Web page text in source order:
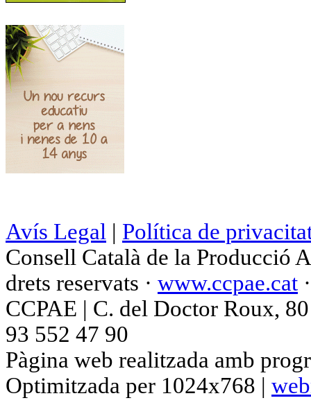
Avís Legal | Política de
Consell Català de la Producció
drets reservats · www.ccpae.cat
CCPAE | C. del Doctor Roux,
93 552 47 90
Pàgina web realitzada amb
Optimitzada per 1024x768 |